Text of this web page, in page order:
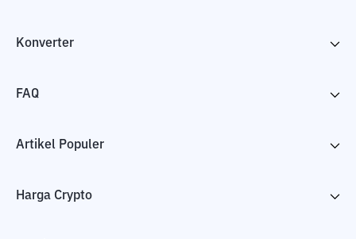
Konverter
FAQ
Artikel Populer
Harga Crypto